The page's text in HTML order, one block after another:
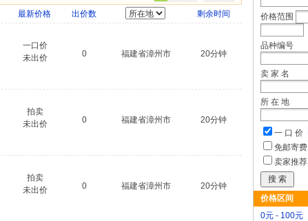
价格范围
品种编号
卖 家 名
所 在 地
一 口 价
免邮寄费
卖家推荐
价格区间
0元 - 100元
最新价格 出价数 剩余时间
一口价
未出价
0 福建省漳州市 20分钟
拍卖
未出价
0 福建省漳州市 20分钟
拍卖
未出价
0 福建省漳州市 20分钟